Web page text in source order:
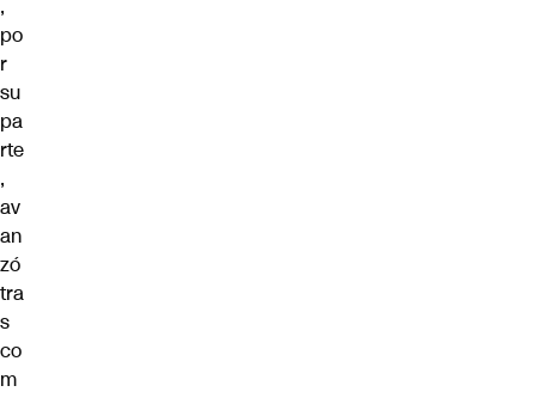
,
po
r
su
pa
rte
,
av
an
zó
tra
s
co
m